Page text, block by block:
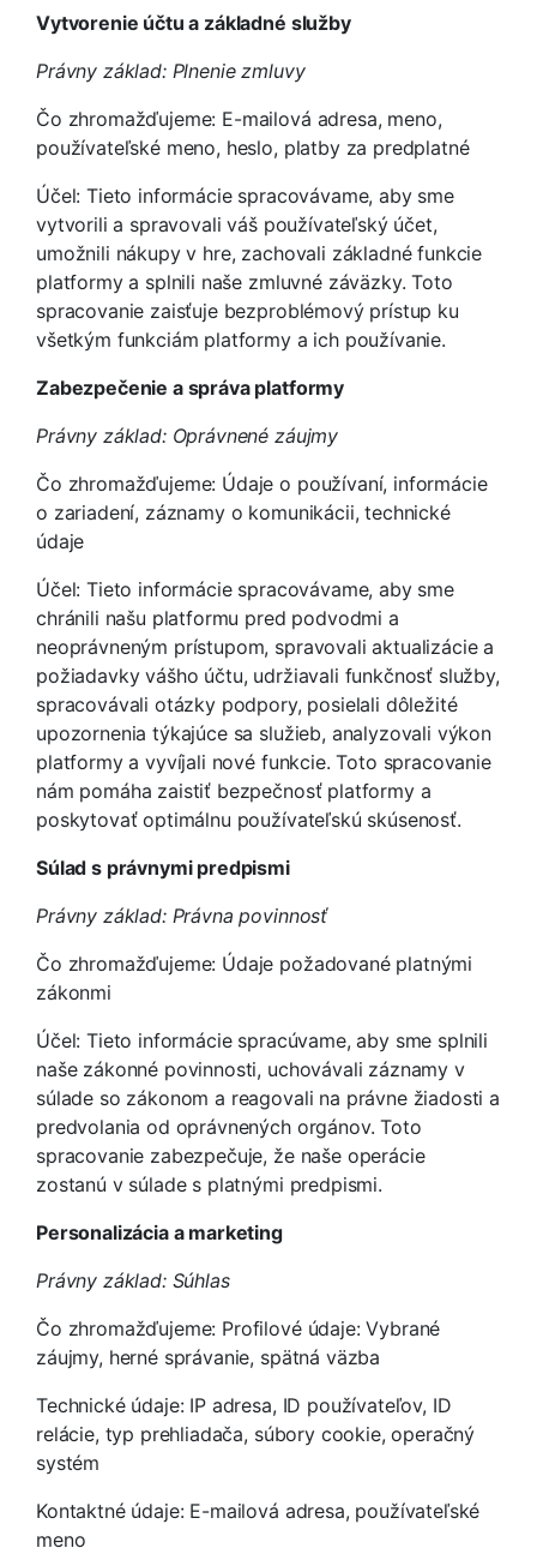
Vytvorenie účtu a základné služby
Právny základ: Plnenie zmluvy
Čo zhromažďujeme: E-mailová adresa, meno,
používateľské meno, heslo, platby za predplatné
Účel: Tieto informácie spracovávame, aby sme
vytvorili a spravovali váš používateľský účet,
umožnili nákupy v hre, zachovali základné funkcie
platformy a splnili naše zmluvné záväzky. Toto
spracovanie zaisťuje bezproblémový prístup ku
všetkým funkciám platformy a ich používanie.
Zabezpečenie a správa platformy
Právny základ: Oprávnené záujmy
Čo zhromažďujeme: Údaje o používaní, informácie
o zariadení, záznamy o komunikácii, technické
údaje
Účel: Tieto informácie spracovávame, aby sme
chránili našu platformu pred podvodmi a
neoprávneným prístupom, spravovali aktualizácie a
požiadavky vášho účtu, udržiavali funkčnosť služby,
spracovávali otázky podpory, posielali dôležité
upozornenia týkajúce sa služieb, analyzovali výkon
platformy a vyvíjali nové funkcie. Toto spracovanie
nám pomáha zaistiť bezpečnosť platformy a
poskytovať optimálnu používateľskú skúsenosť.
Súlad s právnymi predpismi
Právny základ: Právna povinnosť
Čo zhromažďujeme: Údaje požadované platnými
zákonmi
Účel: Tieto informácie spracúvame, aby sme splnili
naše zákonné povinnosti, uchovávali záznamy v
súlade so zákonom a reagovali na právne žiadosti a
predvolania od oprávnených orgánov. Toto
spracovanie zabezpečuje, že naše operácie
zostanú v súlade s platnými predpismi.
Personalizácia a marketing
Právny základ: Súhlas
Čo zhromažďujeme: Profilové údaje: Vybrané
záujmy, herné správanie, spätná väzba
Technické údaje: IP adresa, ID používateľov, ID
relácie, typ prehliadača, súbory cookie, operačný
systém
Kontaktné údaje: E-mailová adresa, používateľské
meno